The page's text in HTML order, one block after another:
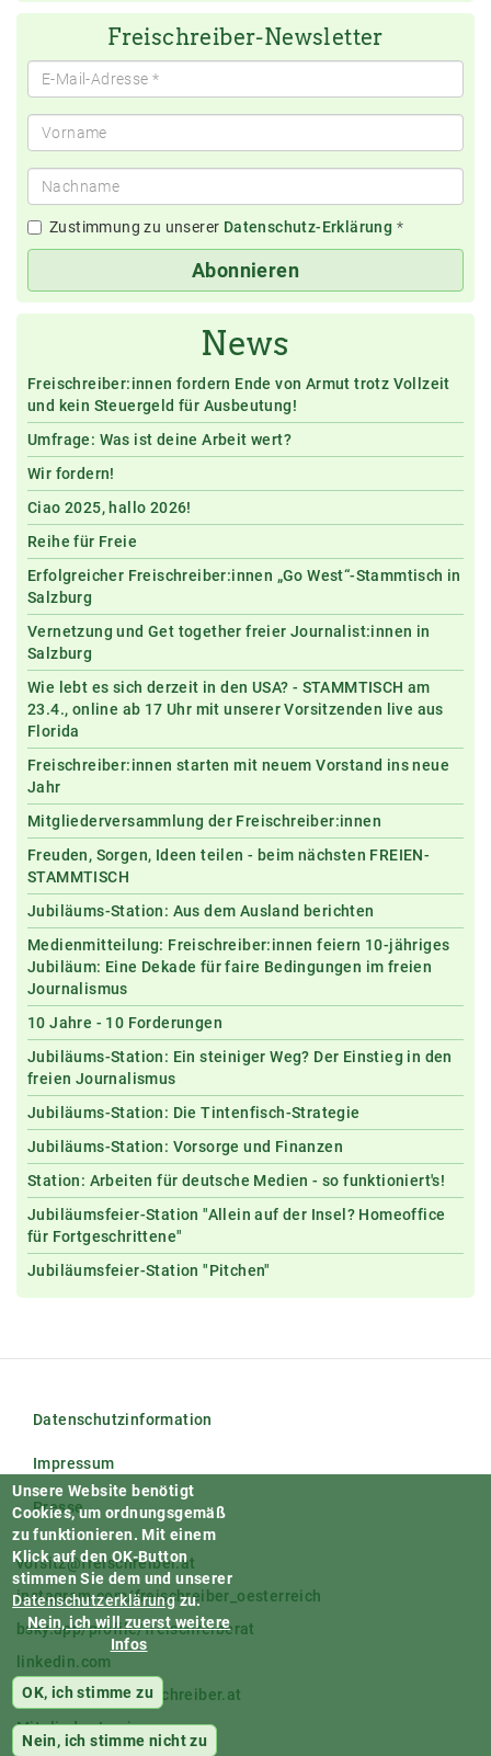
Freischreiber-Newsletter
Zustimmung zu unserer Datenschutz-Erklärung *
Abonnieren
News
Freischreiber:innen fordern Ende von Armut trotz Vollzeit
und kein Steuergeld für Ausbeutung!
Umfrage: Was ist deine Arbeit wert?
Wir fordern!
Ciao 2025, hallo 2026!
Reihe für Freie
Erfolgreicher Freischreiber:innen „Go West“-Stammtisch in
Salzburg
Vernetzung und Get together freier Journalist:innen in
Salzburg
Wie lebt es sich derzeit in den USA? - STAMMTISCH am
23.4., online ab 17 Uhr mit unserer Vorsitzenden live aus
Florida
Freischreiber:innen starten mit neuem Vorstand ins neue
Jahr
Mitgliederversammlung der Freischreiber:innen
Freuden, Sorgen, Ideen teilen - beim nächsten FREIEN-
STAMMTISCH
Jubiläums-Station: Aus dem Ausland berichten
Medienmitteilung: Freischreiber:innen feiern 10-jähriges
Jubiläum: Eine Dekade für faire Bedingungen im freien
Journalismus
10 Jahre - 10 Forderungen
Jubiläums-Station: Ein steiniger Weg? Der Einstieg in den
freien Journalismus
Jubiläums-Station: Die Tintenfisch-Strategie
Jubiläums-Station: Vorsorge und Finanzen
Station: Arbeiten für deutsche Medien - so funktioniert's!
Jubiläumsfeier-Station "Allein auf der Insel? Homeoffice
für Fortgeschrittene"
Jubiläumsfeier-Station "Pitchen"
Datenschutzinformation
Impressum
Presse
vorsitz@freischreiber.at
instagram.com/freischreiber_oesterreich
bsky.app/profile/freischreiberat
linkedin.com
facebook.com/freischreiber.at
Mitglieder-Login
Unsere Website benötigt
Cookies, um ordnungsgemäß
zu funktionieren. Mit einem
Klick auf den OK-Button
stimmen Sie dem und unserer
Datenschutzerklärungzu.
Nein, ich will zuerst weitere
Infos
OK, ich stimme zu
Nein, ich stimme nicht zu